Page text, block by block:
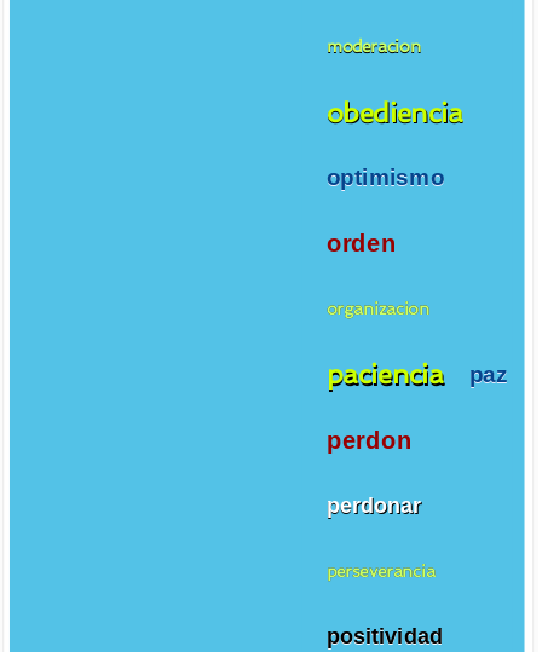
moderacion
obediencia
optimismo
orden
organizacion
paciencia paz
perdon
perdonar
perseverancia
positividad